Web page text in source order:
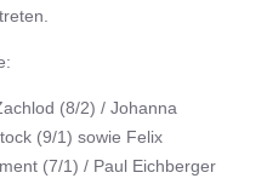
(8/2) / Johanna
(9/1) sowie Felix
(7/1) / Paul Eichberger